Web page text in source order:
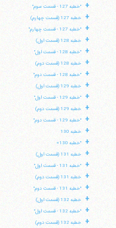
+ "خطبه 127 - قسمت سوم"
+ خطبه 127 (قسمت چهارم)
+ "خطبه 127 - قسمت چهارم"
+ خطبه 128 (قسمت اول)
+ "خطبه 128 - قسمت اول"
+ خطبه 128 (قسمت دوم)
+ "خطبه 128 - قسمت دوم"
+ خطبه 129 (قسمت اول)
+ "خطبه 129 - قسمت اول"
+ خطبه 129 (قسمت دوم)
+ "خطبه 129 - قسمت دوم"
+ خطبه 130
+ "خطبه 130»
+ خطبه 131 (قسمت اول)
+ "خطبه 131 - قسمت اول"
+ خطبه 131 (قسمت دوم)
+ "خطبه 131 - قسمت دوم"
+ خطبه 132 (قسمت اول)
+ "خطبه 132 - قسمت اول"
+ خطبه 132 (قسمت دوم)